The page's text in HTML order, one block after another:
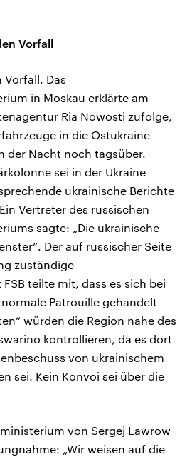
Vorfall
Vorfall. Das
in Moskau erklärte am
Ria Nowosti zufolge,
in die Ostukraine
der Nacht noch tagsüber.
sei in der Ukraine
ukrainische Berichte
Vertreter des russischen
sagte: „Die ukrainische
Der auf russischer Seite
zuständige
teilte mit, dass es sich bei
Patrouille gehandelt
würden die Region nahe des
kontrollieren, da es dort
von ukrainischem
sei. Kein Konvoi sei über die
von Sergej Lawrow
„Wir weisen auf die